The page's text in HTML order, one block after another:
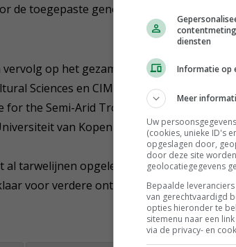
de toegepaste genetische strategie.
op het gezamenlijke onderzoek van
Sciences en CIMMYT dat in 2015
for the Semi-Arid Tropics, de Universiteit
van Kopenhagen waren bij het
tarwelijnen opgeleverd die in drie
voor verdere ontwikkeling en
diensten
Informatie op
Meer
Uw
(cookies, unieke ID's
opgeslagen door,
door deze site
geolocatiegegevens
Bepaalde
van gerechtvaardigd
opties hieronder te
sitemenu naar een
via de privacy- en